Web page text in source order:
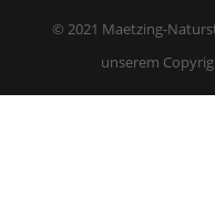
© 2021 Maetzing-
unserem